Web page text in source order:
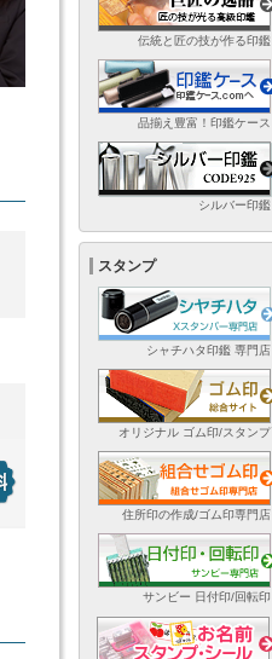
伝統と匠の技が作る印鑑
品揃え豊富！印鑑ケース
シルバー印鑑
スタンプ
シャチハタ印鑑 専門店
オリジナル ゴム印/スタンプ
住所印の作成/ゴム印専門店
サンビー 日付印/回転印